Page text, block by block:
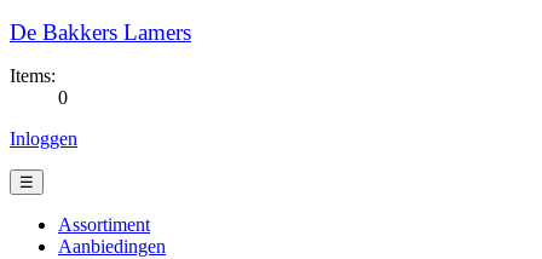
De Bakkers Lamers
Items:
0
Inloggen
☰
Assortiment
Aanbiedingen